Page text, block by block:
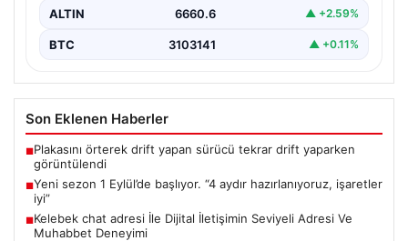
ALTIN 6660.6 ▲ +2.59%
BTC 3103141 ▲ +0.11%
Son Eklenen Haberler
■Plakasını örterek drift yapan sürücü tekrar drift yaparken
görüntülendi
■Yeni sezon 1 Eylül’de başlıyor. “4 aydır hazırlanıyoruz, işaretler
iyi”
■Kelebek chat adresi İle Dijital İletişimin Seviyeli Adresi Ve
Muhabbet Deneyimi